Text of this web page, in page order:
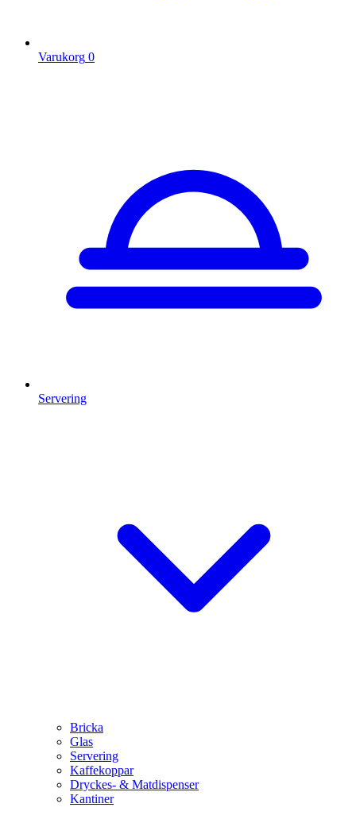
Varukorg 0
Servering
Bricka
Glas
Servering
Kaffekoppar
Dryckes- & Matdispenser
Kantiner